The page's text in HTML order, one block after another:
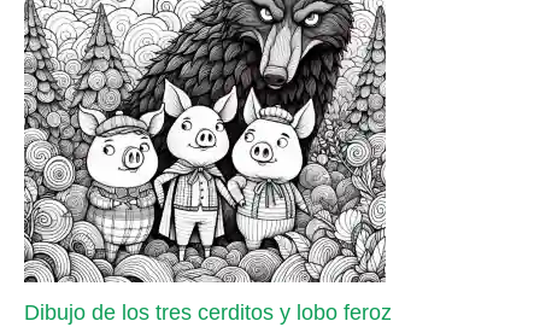
Dibujo de los tres cerditos y lobo feroz